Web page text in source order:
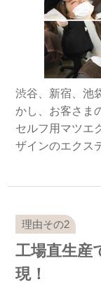
渋谷、新宿、池
かし、お客さま
セルフ用マツエ
ザインのエクス
工場直生産
現！